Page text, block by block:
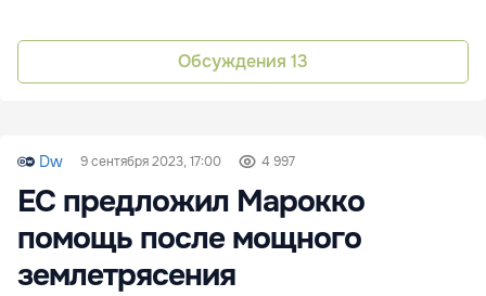
Обсуждения 13
Dw 9 сентября 2023, 17:00 4 997
ЕС предложил Марокко
помощь после мощного
землетрясения